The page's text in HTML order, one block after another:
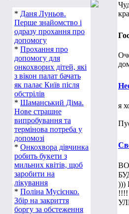
* Даня Луньов.
Перше знайомство і
одразу прохання про
допомогу
* Прохання про
допомогу для
онкохворих дітей, які
з вікон палат бачать
як палає Київ після
обстрілів
* Шаманський Діма.
Нове страшне
випробування та
термінова потреба у
допомозі
* Онкохвора дівчинка
робить букети з
мильних квітів, щоб
заробити на
лікування
* Поліна Мусієнко.
Збір на закриття
боргу за обстеження
я
)))